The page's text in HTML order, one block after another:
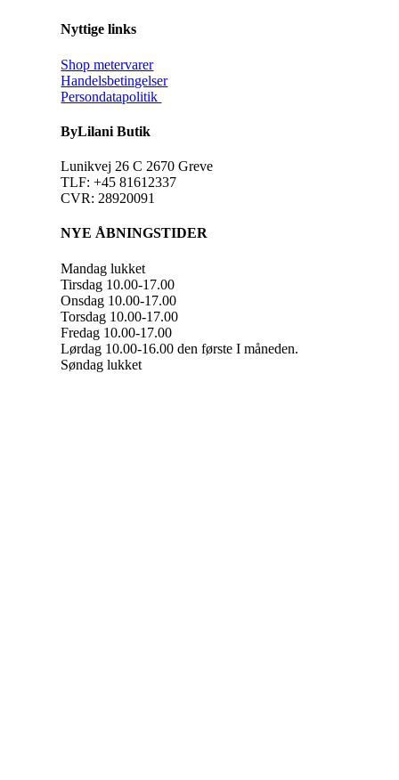
Nyttige links
Shop metervarer
Handelsbetingelser
Persondatapolitik
ByLilani Butik
Lunikvej 26 C 2670 Greve
TLF: +45 81612337
CVR: 28920091
NYE ÅBNINGSTIDER
Mandag lukket
Tirsdag 10.00-17.00
Onsdag 10.00-17.00
Torsdag 10.00-17.00
Fredag 10.00-17.00
Lørdag 10.00-16.00 den første I måneden.
Søndag lukket